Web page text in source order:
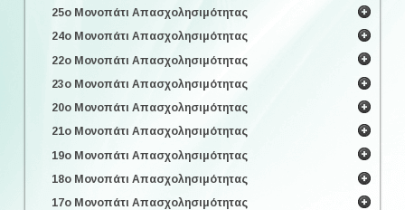
25ο Μονοπάτι Απασχολησιμότητας
24ο Μονοπάτι Απασχολησιμότητας
22ο Μονοπάτι Απασχολησιμότητας
23ο Μονοπάτι Απασχολησιμότητας
20ο Μονοπάτι Απασχολησιμότητας
21ο Μονοπάτι Απασχολησιμότητας
19ο Μονοπάτι Απασχολησιμότητας
18ο Μονοπάτι Απασχολησιμότητας
17ο Μονοπάτι Απασχολησιμότητας